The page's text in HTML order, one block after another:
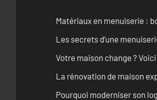
Matériaux en menuiserie :
Les secrets d’une
Votre maison change ?
La rénovation de maison
Pourquoi moderniser son